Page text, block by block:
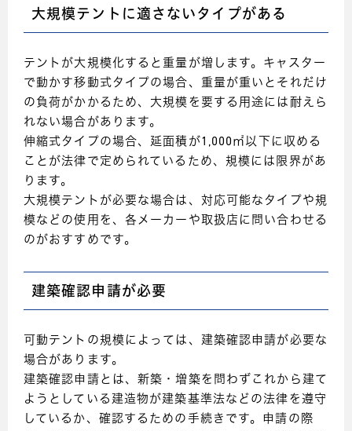
大規模テントに適さないタイプがある
テントが大規模化すると重量が増します。キャスター
で動かす移動式タイプの場合、重量が重いとそれだけ
の負荷がかかるため、大規模を要する用途には耐えら
れない場合があります。
伸縮式タイプの場合、延面積が1,000㎡以下に収める
ことが法律で定められているため、規模には限界があ
ります。
大規模テントが必要な場合は、対応可能なタイプや規
模などの使用を、各メーカーや取扱店に問い合わせる
のがおすすめです。
建築確認申請が必要
可動テントの規模によっては、建築確認申請が必要な
場合があります。
建築確認申請とは、新築・増築を問わずこれから建て
ようとしている建造物が建築基準法などの法律を遵守
しているか、確認するための手続きです。申請の際